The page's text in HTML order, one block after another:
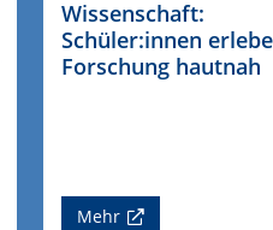
Wissenschaft:
Schüler:innen
Forschung hautnah
Mehr